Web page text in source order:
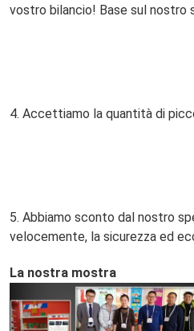
vostro bilancio! Base sul nostro
4. Accettiamo la quantità di
5. Abbiamo sconto dal nostro
velocemente, la sicurezza ed
La nostra mostra